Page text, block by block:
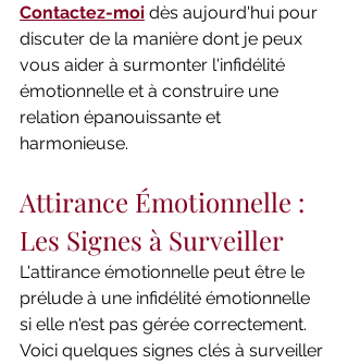
Contactez-moi dès aujourd'hui pour
discuter de la manière dont je peux
vous aider à surmonter l'infidélité
émotionnelle et à construire une
relation épanouissante et
harmonieuse.
Attirance Émotionnelle :
Les Signes à Surveiller
L'attirance émotionnelle peut être le
prélude à une infidélité émotionnelle
si elle n'est pas gérée correctement.
Voici quelques signes clés à surveiller